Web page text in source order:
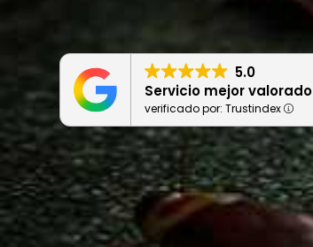
5.0
Servicio mejor valorado
verificado por: Trustindex